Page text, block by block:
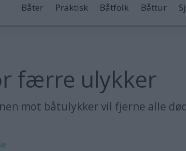
Båter Praktisk Båtfolk Båttur
færre ulykker
mot båtulykker vil fjerne alle